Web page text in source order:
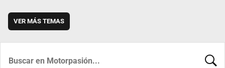
VER MÁS TEMAS